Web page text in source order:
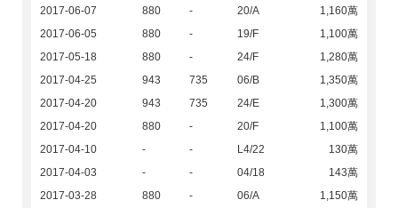
2017-06-07
880 - 20/A
1,160萬
2017-06-05
880 - 19/F
1,100萬
2017-05-18
880 - 24/F
1,280萬
2017-04-25
943 735 06/B
1,350萬
2017-04-20
943 735 24/E
1,300萬
2017-04-20
880 - 20/F
1,100萬
2017-04-10
- - L4/22
130萬
2017-04-03
- - 04/18
143萬
2017-03-28
880 - 06/A
1,150萬